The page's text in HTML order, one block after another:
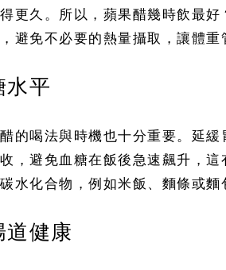
更久。所以，蘋果醋幾時飲最
避免不必要的熱量攝取，讓體重
水平
的喝法與時機也十分重要。延
，避免血糖在飯後急速飆升，
水化合物，例如米飯、麵條或
道健康